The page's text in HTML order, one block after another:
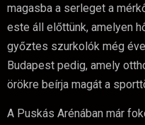
magasba a serleget a
este áll előttünk, amelyen
győztes szurkolók még
Budapest pedig, amely
örökre beírja magát a
A Puskás Arénában már